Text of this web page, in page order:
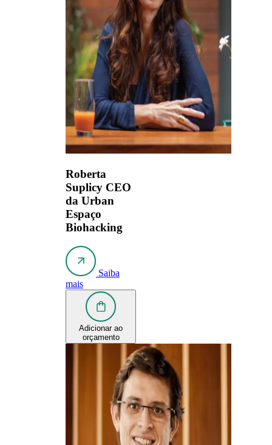
Roberta
Suplicy CEO
da Urban
Espaço
Biohacking
Saiba
mais
Adicionar ao
orçamento